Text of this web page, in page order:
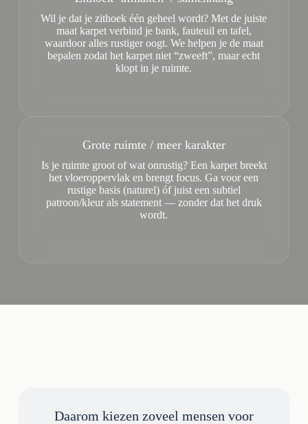
Wil je dat je zithoek één geheel wordt? Met de juiste
maat karpet verbind je bank, fauteuil en tafel,
waardoor alles rustiger oogt. We helpen je de maat
bepalen zodat het karpet niet “zweeft”, maar echt
klopt in je ruimte.
Grote ruimte / meer karakter
Is je ruimte groot of wat onrustig? Een karpet breekt
het vloeroppervlak en brengt focus. Ga voor een
rustige basis (naturel) óf juist een subtiel
patroon/kleur als statement — zonder dat het druk
wordt.
Daarom kiezen zoveel mensen voor